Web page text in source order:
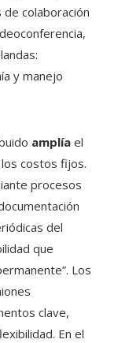
colaboración
y manejo
amplía el
los costos fijos.
procesos
del
que
Los
clave,
En el